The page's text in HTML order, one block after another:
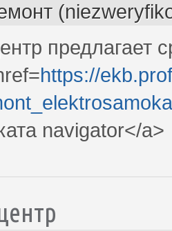
предлагает
https://
navigator</a>